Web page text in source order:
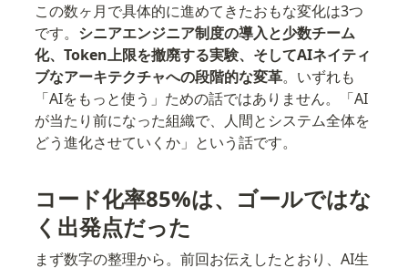
この数ヶ月で具体的に進めてきたおもな変化は3つ
です。 シニアエンジニア制度の導入と少数チーム
化、Token上限を撤廃する実験、そしてAIネイティ
ブなアーキテクチャへの段階的な変革。いずれも
「AIをもっと使う」ための話ではありません。「AI
が当たり前になった組織で、人間とシステム全体を
どう進化させていくか」という話です。
コード化率85%は、ゴールではな
く出発点だった
まず数字の整理から。前回お伝えしたとおり、AI生